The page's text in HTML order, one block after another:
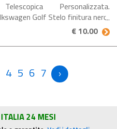
Personalizzata.
Golf Stelo finitura nero
€ 10.00
4 5 6 7
24 MESI